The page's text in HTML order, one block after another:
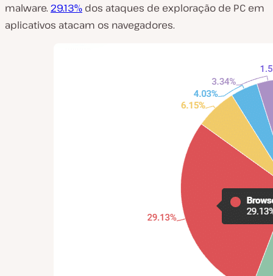
malware. 29.13% dos ataques de exploração de PC em
aplicativos atacam os navegadores.